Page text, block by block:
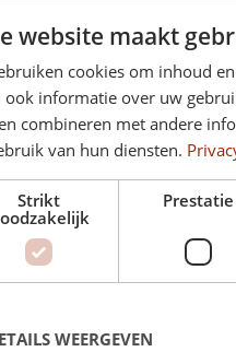
Aantal
website maakt
cookies om inhoud
ook informatie over uw
combineren met andere
van hun diensten.
Strikt
Prestatie
WEERGEVEN